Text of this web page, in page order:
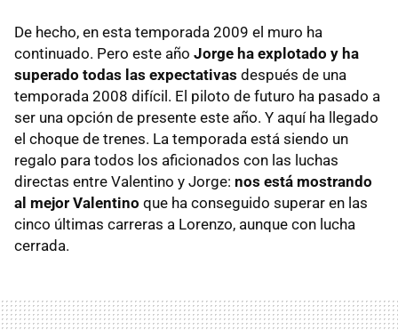
De hecho, en esta temporada 2009 el muro ha
continuado. Pero este año Jorge ha explotado y ha
superado todas las expectativas después de una
temporada 2008 difícil. El piloto de futuro ha pasado a
ser una opción de presente este año. Y aquí ha llegado
el choque de trenes. La temporada está siendo un
regalo para todos los aficionados con las luchas
directas entre Valentino y Jorge: nos está mostrando
al mejor Valentino que ha conseguido superar en las
cinco últimas carreras a Lorenzo, aunque con lucha
cerrada.